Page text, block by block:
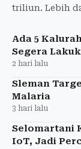
triliun. Lebih
penyumbang
Ada 5
Segera
2 hari lalu
Sleman
Malaria
3 hari lalu
Selomartani
IoT, Jadi